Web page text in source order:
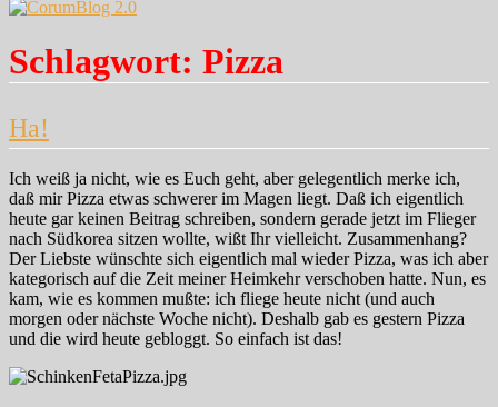
Schlagwort: Pizza
Ha!
Ich weiß ja nicht, wie es Euch geht, aber gelegentlich merke ich,
daß mir Pizza etwas schwerer im Magen liegt. Daß ich eigentlich
heute gar keinen Beitrag schreiben, sondern gerade jetzt im Flieger
nach Südkorea sitzen wollte, wißt Ihr vielleicht. Zusammenhang?
Der Liebste wünschte sich eigentlich mal wieder Pizza, was ich aber
kategorisch auf die Zeit meiner Heimkehr verschoben hatte. Nun, es
kam, wie es kommen mußte: ich fliege heute nicht (und auch
morgen oder nächste Woche nicht). Deshalb gab es gestern Pizza
und die wird heute gebloggt. So einfach ist das!